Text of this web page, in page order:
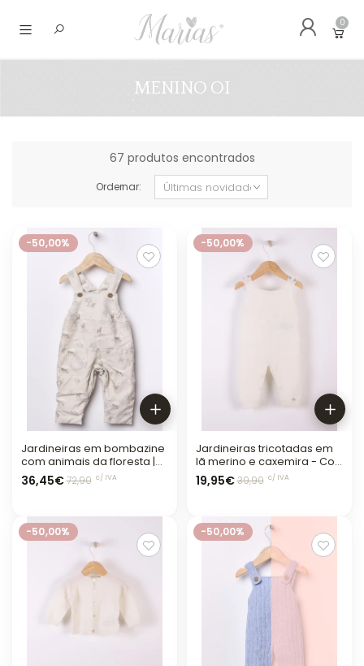
Abrir menu
0
MENINO OI
67 produtos encontrados
Ordernar:
-50,00%
Jardineiras em bombazine
com animais da floresta |
BUNNY AND FRIENDS
36,45€72,90 c/ IVA
-50,00%
Jardineiras tricotadas em
lã merino e caxemira - Cor
Pérola
19,95€39,90 c/ IVA
-50,00% -50,00%